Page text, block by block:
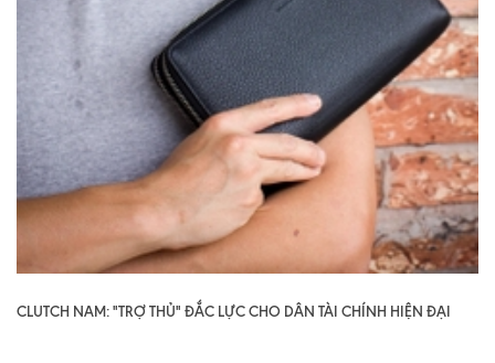
CLUTCH NAM: "TRỢ THỦ" ĐẮC LỰC CHO DÂN TÀI CHÍNH HIỆN ĐẠI